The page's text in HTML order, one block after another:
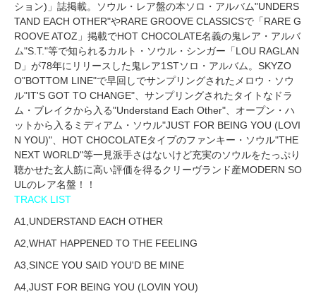
ション)」誌掲載。ソウル・レア盤の本ソロ・アルバム"UNDERS
TAND EACH OTHER"やRARE GROOVE CLASSICSで「RARE G
ROOVE ATOZ」掲載でHOT CHOCOLATE名義の鬼レア・アルバ
ム"S.T."等で知られるカルト・ソウル・シンガー「LOU RAGLAN
D」が78年にリリースした鬼レア1STソロ・アルバム。SKYZO
O"BOTTOM LINE"で早回しでサンプリングされたメロウ・ソウ
ル"IT'S GOT TO CHANGE"、サンプリングされたタイトなドラ
ム・ブレイクから入る"Understand Each Other"、オープン・ハ
ットから入るミディアム・ソウル"JUST FOR BEING YOU (LOVI
N YOU)"、HOT CHOCOLATEタイプのファンキー・ソウル"THE
NEXT WORLD"等一見派手さはないけど充実のソウルをたっぷり
聴かせた玄人筋に高い評価を得るクリーヴランド産MODERN SO
ULのレア名盤！！
TRACK LIST
A1,UNDERSTAND EACH OTHER
A2,WHAT HAPPENED TO THE FEELING
A3,SINCE YOU SAID YOU'D BE MINE
A4,JUST FOR BEING YOU (LOVIN YOU)